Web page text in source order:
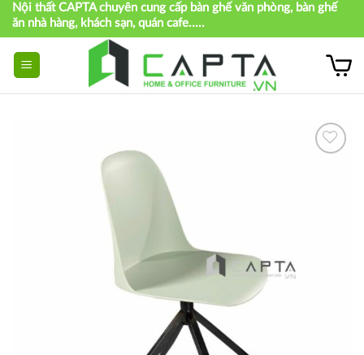
Skip
content
Nội thất CAPTA chuyên cung cấp bàn ghế văn phòng, bàn ghế
ăn nhà hàng, khách sạn, quán cafe.....